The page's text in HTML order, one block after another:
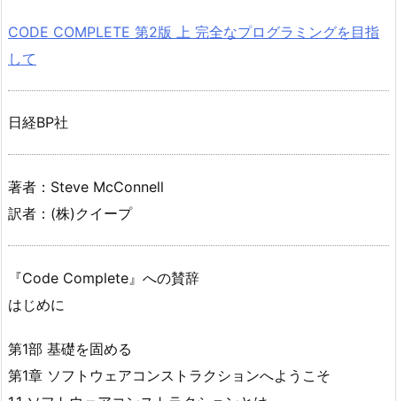
CODE COMPLETE 第2版 上 完全なプログラミングを目指
して
日経BP社
著者：Steve McConnell
訳者：(株)クイープ
『Code Complete』への賛辞
はじめに
第1部 基礎を固める
第1章 ソフトウェアコンストラクションへようこそ